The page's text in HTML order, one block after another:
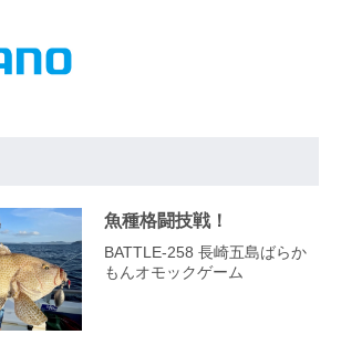
魚種格闘技戦！
BATTLE-258 長崎五島ばらか
もんオモックゲーム